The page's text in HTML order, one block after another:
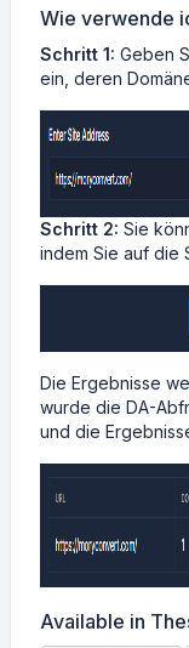
Wie verwende
Schritt 1: Geben
ein, deren
Schritt 2: Sie
indem Sie auf die
Die Ergebnisse
wurde die DA-
und die
Available in